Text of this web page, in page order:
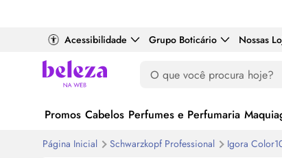
Acessibilidade Grupo Boticário Nossas
Promos Cabelos Perfumes e Perfumaria
Página Inicial Schwarzkopf Professional Igora